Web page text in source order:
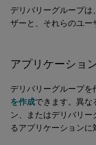
デリバリーグループは
ザーと、それらのユー
アプリケーショ
デリバリーグループを
を作成できます。異な
ン、またはデリバリ
るアプリケーションに